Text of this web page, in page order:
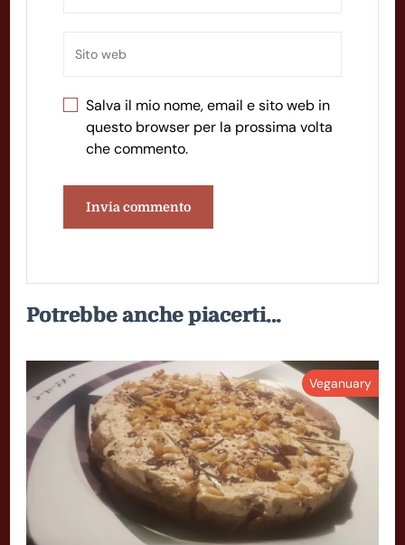
Salva il mio nome, email e sito web in
questo browser per la prossima volta
che commento.
Potrebbe anche piacerti...
Veganuary